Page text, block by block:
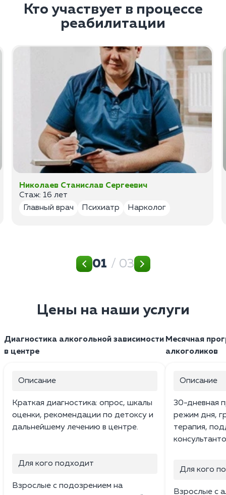
Кто участвует в процессе
реабилитации
Николаев Станислав Сергеевич
Стаж: 16 лет
Главный врач
Психиатр Нарколог
01 / 03
Цены на наши услуги
Диагностика алкогольной зависимости
в центре
Описание
Краткая диагностика: опрос, шкалы
оценки, рекомендации по детоксу и
дальнейшему лечению в центре.
Для кого подходит
Взрослые с подозрением на
Месячная
алкоголиков
Описание
30-дневная
режим дня,
терапия,
Для кого
Взрослые с